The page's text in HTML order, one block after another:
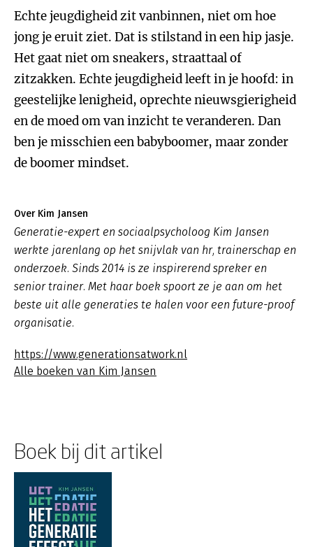
Echte jeugdigheid zit vanbinnen, niet om hoe
jong je eruit ziet. Dat is stilstand in een hip jasje.
Het gaat niet om sneakers, straattaal of
zitzakken. Echte jeugdigheid leeft in je hoofd: in
geestelijke lenigheid, oprechte nieuwsgierigheid
en de moed om van inzicht te veranderen. Dan
ben je misschien een babyboomer, maar zonder
de boomer mindset.
Over Kim Jansen
Generatie-expert en sociaalpsycholoog Kim Jansen
werkte jarenlang op het snijvlak van hr, trainerschap en
onderzoek. Sinds 2014 is ze inspirerend spreker en
senior trainer. Met haar boek spoort ze je aan om het
beste uit alle generaties te halen voor een future-proof
organisatie.
https://www.generationsatwork.nl
Alle boeken van Kim Jansen
Boek bij dit artikel